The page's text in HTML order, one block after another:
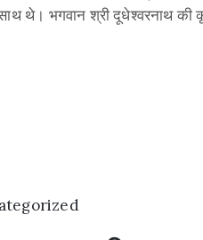
साथ थे। भगवान श्री दूधेश्वरनाथ